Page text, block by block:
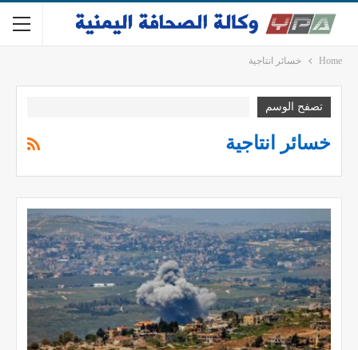
Home خسائر انتاجية
تصفح الوسم
خسائر انتاجية